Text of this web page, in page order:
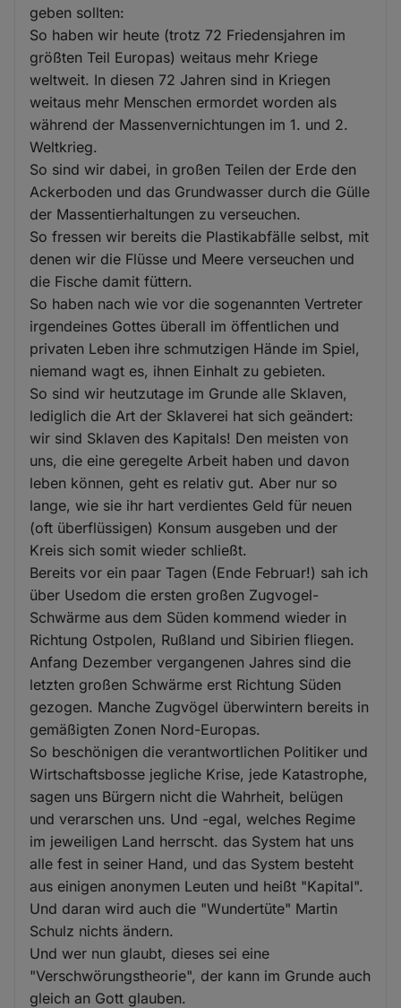
geben sollten:
So haben wir heute (trotz 72 Friedensjahren im
größten Teil Europas) weitaus mehr Kriege
weltweit. In diesen 72 Jahren sind in Kriegen
weitaus mehr Menschen ermordet worden als
während der Massenvernichtungen im 1. und 2.
Weltkrieg.
So sind wir dabei, in großen Teilen der Erde den
Ackerboden und das Grundwasser durch die Gülle
der Massentierhaltungen zu verseuchen.
So fressen wir bereits die Plastikabfälle selbst, mit
denen wir die Flüsse und Meere verseuchen und
die Fische damit füttern.
So haben nach wie vor die sogenannten Vertreter
irgendeines Gottes überall im öffentlichen und
privaten Leben ihre schmutzigen Hände im Spiel,
niemand wagt es, ihnen Einhalt zu gebieten.
So sind wir heutzutage im Grunde alle Sklaven,
lediglich die Art der Sklaverei hat sich geändert:
wir sind Sklaven des Kapitals! Den meisten von
uns, die eine geregelte Arbeit haben und davon
leben können, geht es relativ gut. Aber nur so
lange, wie sie ihr hart verdientes Geld für neuen
(oft überflüssigen) Konsum ausgeben und der
Kreis sich somit wieder schließt.
Bereits vor ein paar Tagen (Ende Februar!) sah ich
über Usedom die ersten großen Zugvogel-
Schwärme aus dem Süden kommend wieder in
Richtung Ostpolen, Rußland und Sibirien fliegen.
Anfang Dezember vergangenen Jahres sind die
letzten großen Schwärme erst Richtung Süden
gezogen. Manche Zugvögel überwintern bereits in
gemäßigten Zonen Nord-Europas.
So beschönigen die verantwortlichen Politiker und
Wirtschaftsbosse jegliche Krise, jede Katastrophe,
sagen uns Bürgern nicht die Wahrheit, belügen
und verarschen uns. Und -egal, welches Regime
im jeweiligen Land herrscht. das System hat uns
alle fest in seiner Hand, und das System besteht
aus einigen anonymen Leuten und heißt "Kapital".
Und daran wird auch die "Wundertüte" Martin
Schulz nichts ändern.
Und wer nun glaubt, dieses sei eine
"Verschwörungstheorie", der kann im Grunde auch
gleich an Gott glauben.